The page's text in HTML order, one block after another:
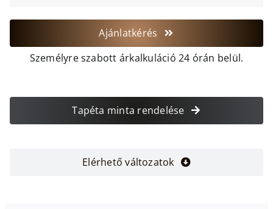
Ajánlatkérés
Személyre szabott árkalkuláció 24 órán belül.
Tapéta minta rendelése
Elérhető változatok